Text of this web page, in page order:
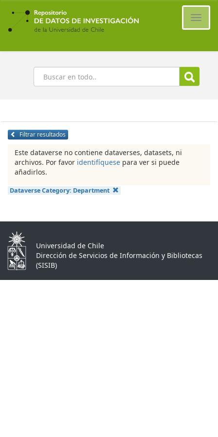
Ir
contenido
principal
Buscar
Filtrar resultados
Este dataverse no contiene dataverses, datasets, ni
archivos. Por favor identifíquese para ver si puede
añadirlos.
Dataverse Category: Department
Universidad de Chile
Dirección de Servicios de Información y Bibliotecas
(SISIB)